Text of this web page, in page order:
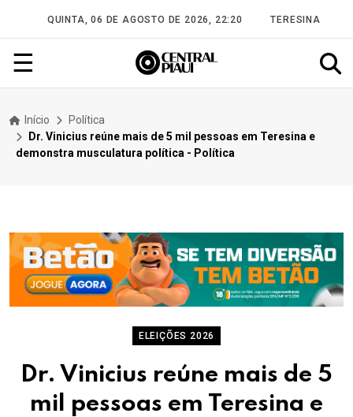
QUINTA, 06 DE AGOSTO DE 2026, 22:20 TERESINA
☰
Início
Política
Dr. Vinicius reúne mais de 5 mil pessoas em Teresina e
demonstra musculatura política - Política
ELEIÇÕES 2026
Dr. Vinicius reúne mais de 5
mil pessoas em Teresina e